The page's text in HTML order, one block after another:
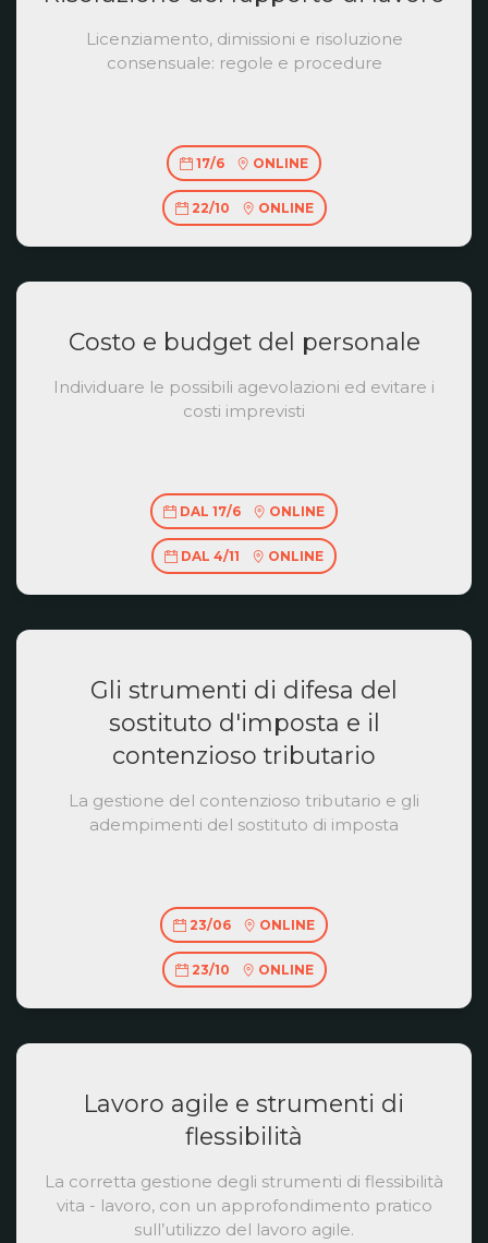
Licenziamento, dimissioni e risoluzione
consensuale: regole e procedure
17/6 ONLINE
22/10 ONLINE
Costo e budget del personale
Individuare le possibili agevolazioni ed evitare i
costi imprevisti
DAL 17/6 ONLINE
DAL 4/11 ONLINE
Gli strumenti di difesa del
sostituto d'imposta e il
contenzioso tributario
La gestione del contenzioso tributario e gli
adempimenti del sostituto di imposta
23/06 ONLINE
23/10 ONLINE
Lavoro agile e strumenti di
flessibilità
La corretta gestione degli strumenti di flessibilità
vita - lavoro, con un approfondimento pratico
sull’utilizzo del lavoro agile.